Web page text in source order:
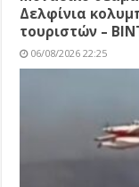
Δελφίνια
τουριστών –
06/08/2026 22:25